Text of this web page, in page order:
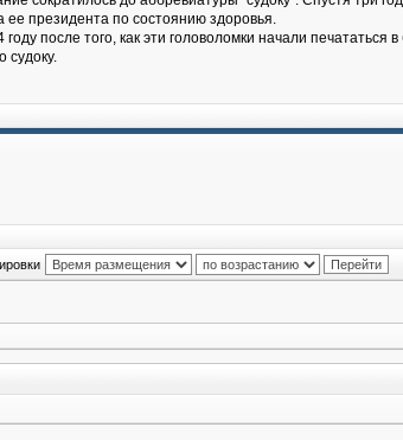
президента по состоянию здоровья.
после того, как эти головоломки начали печататься в
судоку.